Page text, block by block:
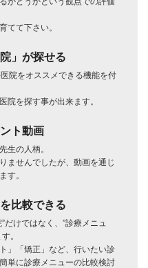
てて下さい。
」が探せる
院をオススメできる機能を付
院を探す事が出来ます。
ト動画
生の人柄。
ませんでしたが、動画を通じ
す。
比較できる
だけではなく、”診療メニュ
。
」「矯正」など、行いたい診
単に診療メニューの比較検討